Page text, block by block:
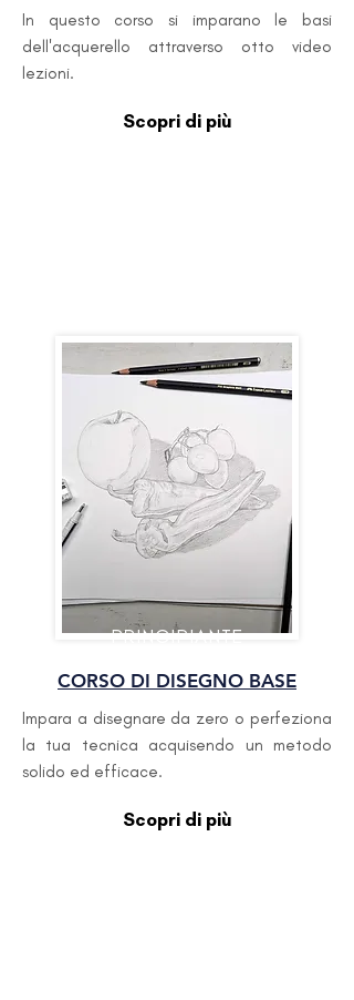
In questo corso si imparano le basi
dell'acquerello attraverso otto video
lezioni.
Scopri di più
PRINCIPIANTE
CORSO DI DISEGNO BASE
Impara a disegnare da zero o perfeziona
la tua tecnica acquisendo un metodo
solido ed efficace.
Scopri di più